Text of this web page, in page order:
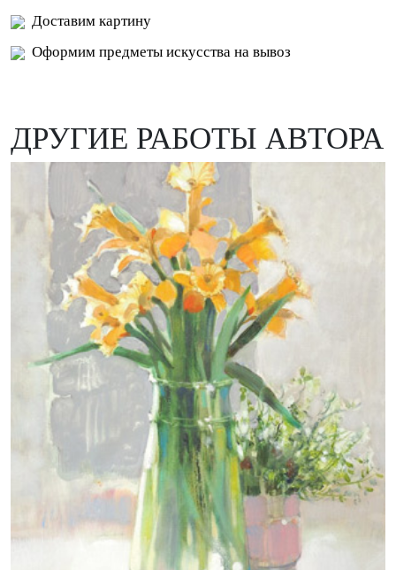
Доставим картину
Оформим предметы искусства на вывоз
ДРУГИЕ РАБОТЫ АВТОРА